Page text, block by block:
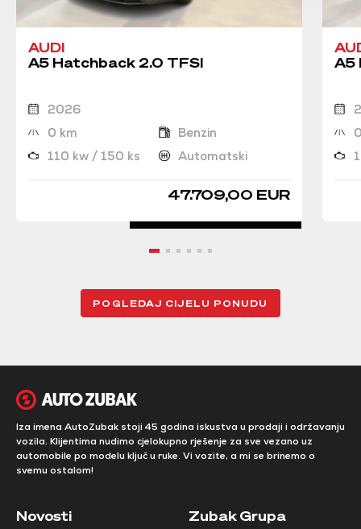
AUDI
A5 Hatchback 2.0 TFSI
2026
0 km
Benzin
110 kw / 150 ks
Automatski
47.709,00 EUR
A5
POGLEDAJ CIJELU PONUDU
Iza imena AutoZubak stoji 45 godina iskustva u prodaji i održavanju
vozila. Klijentima nudimo cjelokupno rješenje za sve vezano uz
automobile po modelu ključ u ruke. Vi vozite, a mi se brinemo o
svemu ostalom!
Novosti Zubak Grupa